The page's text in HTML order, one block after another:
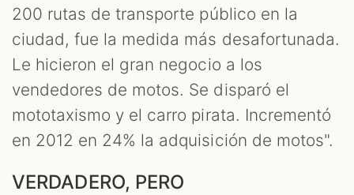
200 rutas de transporte público en la
ciudad, fue la medida más desafortunada.
Le hicieron el gran negocio a los
vendedores de motos. Se disparó el
mototaxismo y el carro pirata. Incrementó
en 2012 en 24% la adquisición de motos".
VERDADERO, PERO